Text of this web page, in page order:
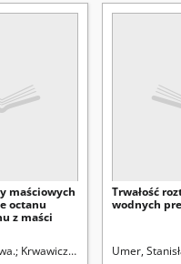
sekcji
maściowych
octanu
z maści
Krwawicz, Tadeusz (1910-
Trwałość
wodnych
Umer,